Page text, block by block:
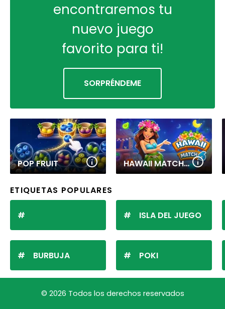
encontraremos tu
nuevo juego
favorito para ti!
SORPRÉNDEME
POP FRUIT HAWAII MATCH 6
ETIQUETAS POPULARES
BURBUJA
ISLA DEL JUEGO
POKI
© 2026 Todos los derechos reservados